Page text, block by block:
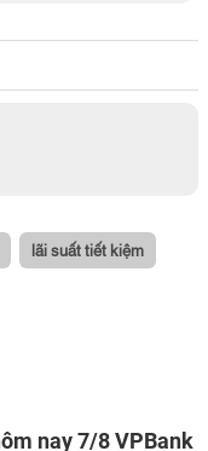
lãi suất tiết kiệm
nay 7/8 VPBank